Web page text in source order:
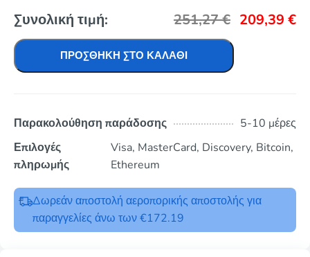
Συνολική τιμή: 251,27€ 209,39 €
ΠΡΟΣΘΉΚΗ ΣΤΟ ΚΑΛΆΘΙ
Παρακολούθηση παράδοσης
5-10 μέρες
Επιλογές
πληρωμής
Visa, MasterCard, Discovery, Bitcoin,
Ethereum
Δωρεάν αποστολή αεροπορικής αποστολής για
παραγγελίες άνω των €172.19